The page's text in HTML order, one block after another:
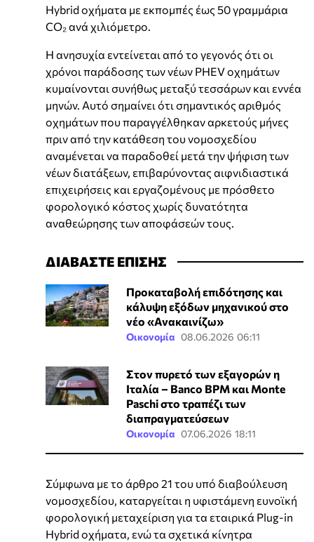
Hybrid οχήματα με εκπομπές έως 50 γραμμάρια
CO₂ ανά χιλιόμετρο.
Η ανησυχία εντείνεται από το γεγονός ότι οι
χρόνοι παράδοσης των νέων PHEV οχημάτων
κυμαίνονται συνήθως μεταξύ τεσσάρων και εννέα
μηνών. Αυτό σημαίνει ότι σημαντικός αριθμός
οχημάτων που παραγγέλθηκαν αρκετούς μήνες
πριν από την κατάθεση του νομοσχεδίου
αναμένεται να παραδοθεί μετά την ψήφιση των
νέων διατάξεων, επιβαρύνοντας αιφνιδιαστικά
επιχειρήσεις και εργαζομένους με πρόσθετο
φορολογικό κόστος χωρίς δυνατότητα
αναθεώρησης των αποφάσεών τους.
ΔΙΑΒΑΣΤΕ ΕΠΙΣΗΣ
Προκαταβολή επιδότησης και
κάλυψη εξόδων μηχανικού στο
νέο «Ανακαινίζω»
Οικονομία 08.06.2026 06:11
Στον πυρετό των εξαγορών η
Ιταλία – Banco BPM και Monte
Paschi στο τραπέζι των
διαπραγματεύσεων
Οικονομία 07.06.2026 18:11
Σύμφωνα με το άρθρο 21 του υπό διαβούλευση
νομοσχεδίου, καταργείται η υφιστάμενη ευνοϊκή
φορολογική μεταχείριση για τα εταιρικά Plug-in
Hybrid οχήματα, ενώ τα σχετικά κίνητρα